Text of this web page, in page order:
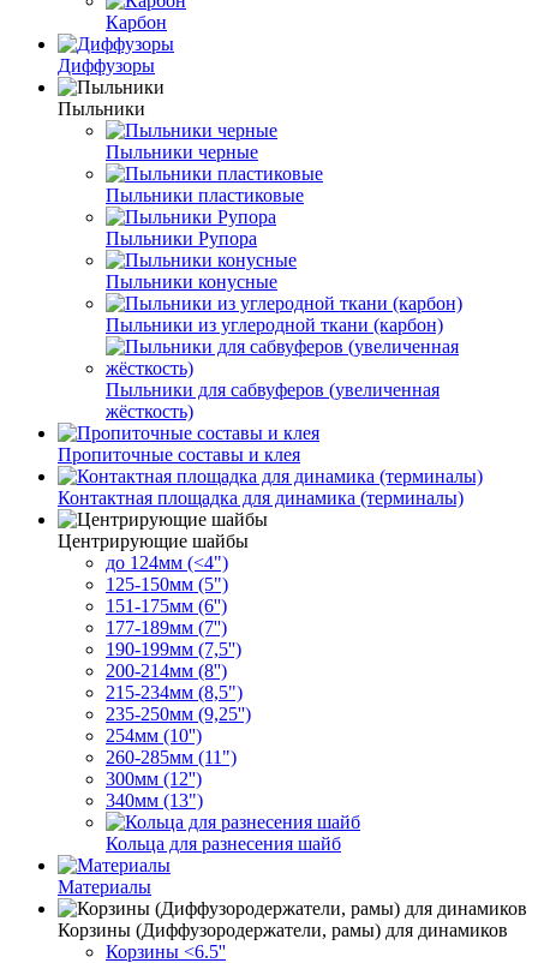
Карбон
Диффузоры
Пыльники
Пыльники черные
Пыльники пластиковые
Пыльники Рупора
Пыльники конусные
Пыльники из углеродной ткани (карбон)
Пыльники для сабвуферов (увеличенная
жёсткость)
Пропиточные составы и клея
Контактная площадка для динамика (терминалы)
Центрирующие шайбы
до 124мм (<4")
125-150мм (5")
151-175мм (6'')
177-189мм (7'')
190-199мм (7,5'')
200-214мм (8'')
215-234мм (8,5")
235-250мм (9,25'')
254мм (10'')
260-285мм (11")
300мм (12'')
340мм (13")
Кольца для разнесения шайб
Материалы
Корзины (Диффузородержатели, рамы) для динамиков
Корзины <6.5''